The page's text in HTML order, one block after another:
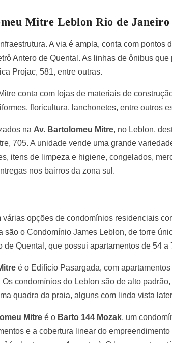
Mitre Leblon Rio de Janeiro
A via é ampla, conta com pontos
Antero de Quental. As linhas de ônibus que
Projac, 581, entre outras.
conta com lojas de materiais de
floricultura, lanchonetes, entre outros
na Av. Bartolomeu Mitre, no Leblon,
705. A unidade vende uma grande
itens de limpeza e higiene, congelados,
nos bairros da zona sul.
várias opções de condomínios residenciais
o Condomínio James Leblon, de torre
Quental, que possui apartamentos de 54 a
é o Edifício Pasargada, com apartamentos
condomínios do Leblon são de alto
quadra da praia, alguns com linda vista
Mitre é o Barto 144 Mozak, um
e a cobertura linear do